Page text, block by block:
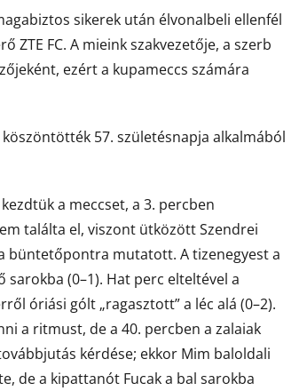
sikerek után élvonalbeli ellenfél
ZTE FC. A mieink szakvezetője, a szerb
ezért a kupameccs számára
57. születésnapja alkalmából
a meccset, a 3. percben
találta el, viszont ütközött Szendrei
büntetőpontra mutatott. A tizenegyest a
(0–1). Hat perc elteltével a
óriási gólt „ragasztott” a léc alá (0–2).
a ritmust, de a 40. percben a zalaiak
kérdése; ekkor Mim baloldali
de a kipattanót Fucak a bal sarokba